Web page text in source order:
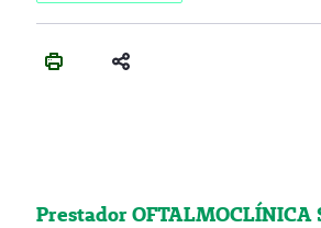
Prestador OFTALMOCLÍNICA